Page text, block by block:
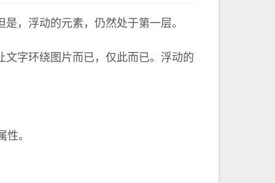
，浮动的元素，仍然处于第一层。
字环绕图片而已，仅此而已。浮动的
性。